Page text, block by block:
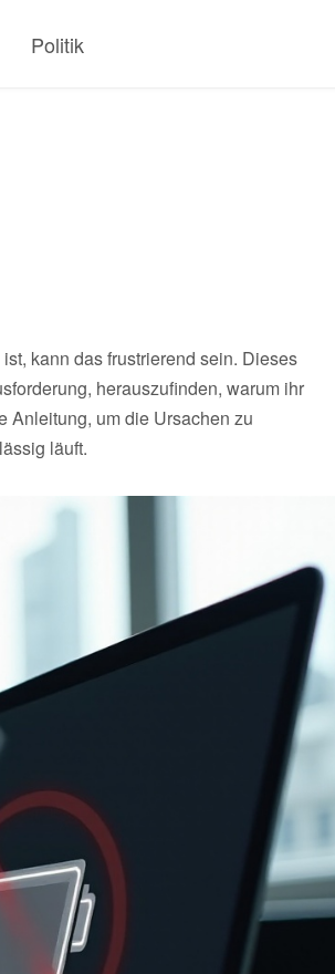
Politik
kann das frustrierend sein. Dieses
herauszufinden, warum ihr
Anleitung, um die Ursachen zu
läuft.